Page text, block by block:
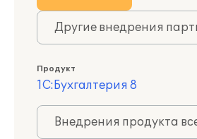
Другие внедрения
Продукт
1С:Бухгалтерия 8
Внедрения продукта